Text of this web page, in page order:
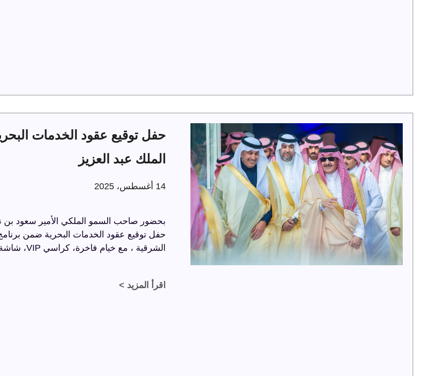
الملك عبد العزيز
14 أغسطس، 2025
بحضور صاحب السمو الملكي الأمير سعود بن
الشرقية ، مع خيام فاخرة، كراسي VIP، شاشة عملاقة، وسجاد فاخر بتفاصيل راقية.
اقرأ المزيد >